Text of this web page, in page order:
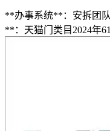
**办事系统**：安拆团
**：天猫门类目2024年